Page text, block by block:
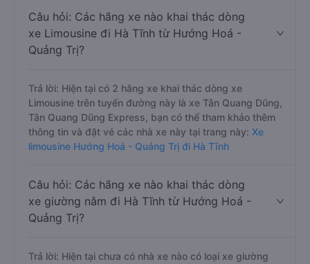
Câu hỏi: Các hãng xe nào khai thác dòng
xe Limousine đi Hà Tĩnh từ Hướng Hoá -
Quảng Trị?
Trả lời: Hiện tại có 2 hãng xe khai thác dòng xe
Limousine trên tuyến đường này là xe Tân Quang Dũng,
Tân Quang Dũng Express, bạn có thể tham khảo thêm
thông tin và đặt vé các nhà xe này tại trang này: Xe
limousine Hướng Hoá - Quảng Trị đi Hà Tĩnh
Câu hỏi: Các hãng xe nào khai thác dòng
xe giường nằm đi Hà Tĩnh từ Hướng Hoá -
Quảng Trị?
Trả lời: Hiện tại chưa có nhà xe nào có loại xe giường